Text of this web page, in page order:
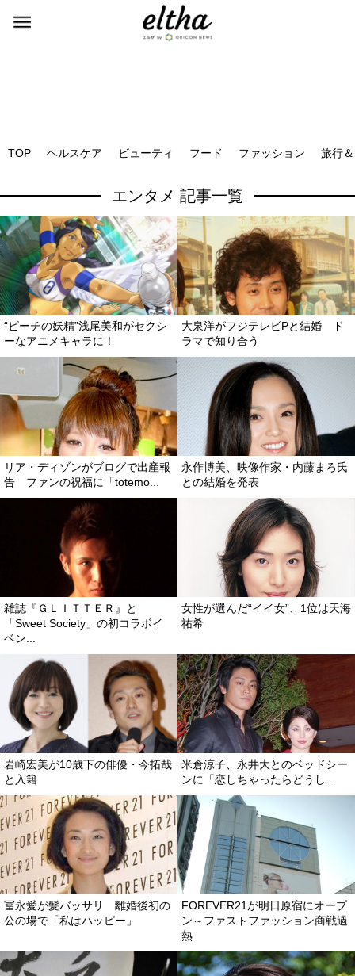
TOP ヘルスケア ビューティ フード ファッション 旅行
エンタメ 記事一覧
“ビーチの妖精”浅尾美和がセクシ
ーなアニメキャラに！
大泉洋がフジテレビPと結婚 ド
ラマで知り合う
リア・ディゾンがブログで出産報
告 ファンの祝福に「totemo...
永作博美、映像作家・内藤まろ氏
との結婚を発表
雑誌『ＧＬＩＴＴＥＲ』と
「Sweet Society」の初コラボイ
ベン...
女性が選んだ“イイ女”、1位は天海
祐希
崎宏美が10歳下の俳優・今拓哉
と入籍
米倉涼子、永井大とのベッドシー
ンに「恋しちゃったらどうし...
冨永愛が髪バッサリ 離婚後初の
公の場で「私はハッピー」
FOREVER21が明日原宿にオープ
ン～ファストファッション商戦過
熱